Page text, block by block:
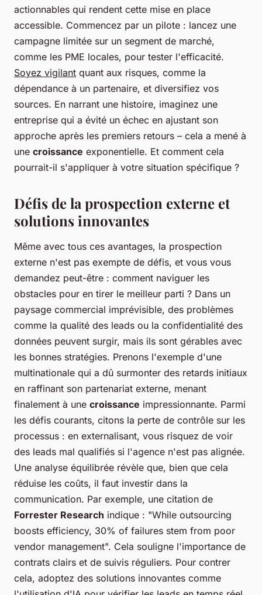
actionnables qui rendent cette mise en place
accessible. Commencez par un pilote : lancez une
campagne limitée sur un segment de marché,
comme les PME locales, pour tester l'efficacité.
Soyez vigilant quant aux risques, comme la
dépendance à un partenaire, et diversifiez vos
sources. En narrant une histoire, imaginez une
entreprise qui a évité un échec en ajustant son
approche après les premiers retours – cela a mené à
une croissance exponentielle. Et comment cela
pourrait-il s'appliquer à votre situation spécifique ?
Défis de la prospection externe et
solutions innovantes
Même avec tous ces avantages, la prospection
externe n'est pas exempte de défis, et vous vous
demandez peut-être : comment naviguer les
obstacles pour en tirer le meilleur parti ? Dans un
paysage commercial imprévisible, des problèmes
comme la qualité des leads ou la confidentialité des
données peuvent surgir, mais ils sont gérables avec
les bonnes stratégies. Prenons l'exemple d'une
multinationale qui a dû surmonter des retards initiaux
en raffinant son partenariat externe, menant
finalement à une croissance impressionnante. Parmi
les défis courants, citons la perte de contrôle sur les
processus : en externalisant, vous risquez de voir
des leads mal qualifiés si l'agence n'est pas alignée.
Une analyse équilibrée révèle que, bien que cela
réduise les coûts, il faut investir dans la
communication. Par exemple, une citation de
Forrester Research indique : "While outsourcing
boosts efficiency, 30% of failures stem from poor
vendor management". Cela souligne l'importance de
contrats clairs et de suivis réguliers. Pour contrer
cela, adoptez des solutions innovantes comme